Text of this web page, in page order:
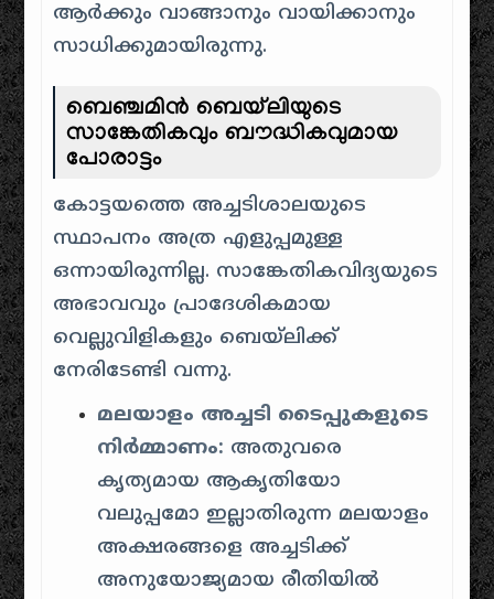
ആർക്കും വാങ്ങാനും വായിക്കാനും
സാധിക്കുമായിരുന്നു.
ബെഞ്ചമിൻ ബെയ്‌ലിയുടെ
സാങ്കേതികവും ബൗദ്ധികവുമായ
പോരാട്ടം
കോട്ടയത്തെ അച്ചടിശാലയുടെ
സ്ഥാപനം അത്ര എളുപ്പമുള്ള
ഒന്നായിരുന്നില്ല. സാങ്കേതികവിദ്യയുടെ
അഭാവവും പ്രാദേശികമായ
വെല്ലുവിളികളും ബെയ്‌ലിക്ക്
നേരിടേണ്ടി വന്നു.
മലയാളം അച്ചടി ടൈപ്പുകളുടെ
നിർമ്മാണം: അതുവരെ
കൃത്യമായ ആകൃതിയോ
വലുപ്പമോ ഇല്ലാതിരുന്ന മലയാളം
അക്ഷരങ്ങളെ അച്ചടിക്ക്
അനുയോജ്യമായ രീതിയിൽ